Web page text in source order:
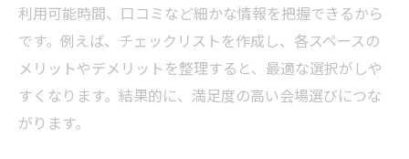
利用可能時間、口コミなど細かな情報を把握できるから
です。例えば、チェックリストを作成し、各スペースの
メリットやデメリットを整理すると、最適な選択がしや
すくなります。結果的に、満足度の高い会場選びにつな
がります。